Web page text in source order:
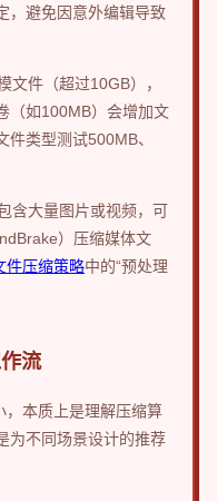
，避免因意外编辑导致
文件（超过10GB），
（如100MB）会增加文
类型测试500MB、
含大量图片或视频，可
）压缩媒体文
件压缩策略中的“预处理
流
，本质上是理解压缩算
为不同场景设计的推荐